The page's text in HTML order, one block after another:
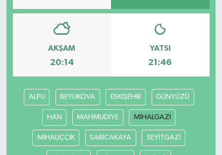
AKŞAM
20:14
YATSI
21:46
ALPU BEYLİKOVA ESKİŞEHİR GÜNYÜZÜ
HAN MAHMUDİYE MİHALGAZİ
MİHALIÇÇIK SARICAKAYA SEYİTGAZİ